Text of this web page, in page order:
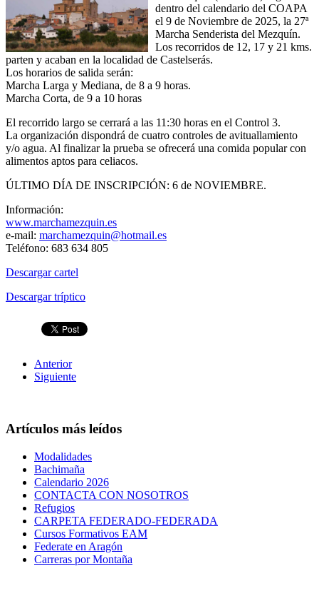
dentro del calendario del COAPA
el 9 de Noviembre de 2025, la 27ª
Marcha Senderista del Mezquín.
Los recorridos de 12, 17 y 21 kms.
parten y acaban en la localidad de Castelserás.
Los horarios de salida serán:
Marcha Larga y Mediana, de 8 a 9 horas.
Marcha Corta, de 9 a 10 horas
El recorrido largo se cerrará a las 11:30 horas en el Control 3.
La organización dispondrá de cuatro controles de avituallamiento
y/o agua. Al finalizar la prueba se ofrecerá una comida popular con
alimentos aptos para celiacos.
ÚLTIMO DÍA DE INSCRIPCIÓN: 6 de NOVIEMBRE.
Información:
www.marchamezquin.es
e-mail: marchamezquin@hotmail.es
Teléfono: 683 634 805
Descargar cartel
Descargar tríptico
Anterior
Siguiente
Artículos más leídos
Modalidades
Bachimaña
Calendario 2026
CONTACTA CON NOSOTROS
Refugios
CARPETA FEDERADO-FEDERADA
Cursos Formativos EAM
Federate en Aragón
Carreras por Montaña